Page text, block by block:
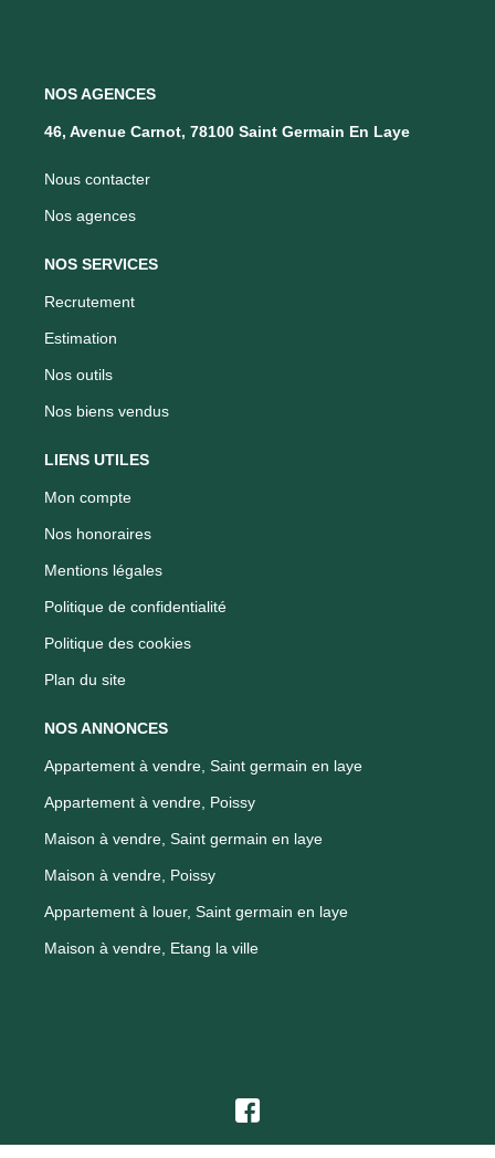
NOS AGENCES
46, Avenue Carnot, 78100 Saint Germain En Laye
Nous contacter
Nos agences
NOS SERVICES
Recrutement
Estimation
Nos outils
Nos biens vendus
LIENS UTILES
Mon compte
Nos honoraires
Mentions légales
Politique de confidentialité
Politique des cookies
Plan du site
NOS ANNONCES
Appartement à vendre, Saint germain en laye
Appartement à vendre, Poissy
Maison à vendre, Saint germain en laye
Maison à vendre, Poissy
Appartement à louer, Saint germain en laye
Maison à vendre, Etang la ville